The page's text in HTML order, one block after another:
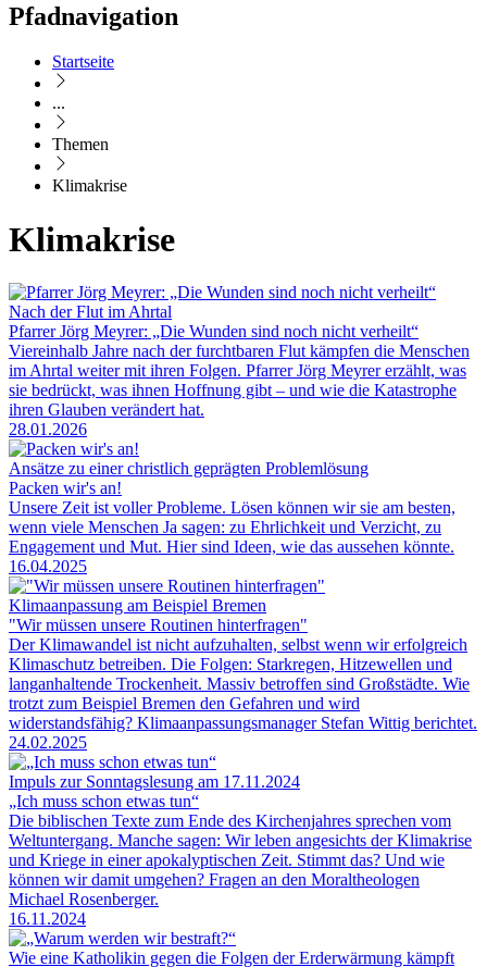
Pfadnavigation
Startseite
...
Themen
Klimakrise
Klimakrise
Nach der Flut im Ahrtal
Pfarrer Jörg Meyrer: „Die Wunden sind noch nicht verheilt“
Viereinhalb Jahre nach der furchtbaren Flut kämpfen die Menschen
im Ahrtal weiter mit ihren Folgen. Pfarrer Jörg Meyrer erzählt, was
sie bedrückt, was ihnen Hoffnung gibt – und wie die Katastrophe
ihren Glauben verändert hat.
28.01.2026
Ansätze zu einer christlich geprägten Problemlösung
Packen wir's an!
Unsere Zeit ist voller Probleme. Lösen können wir sie am besten,
wenn viele Menschen Ja sagen: zu Ehrlichkeit und Verzicht, zu
Engagement und Mut. Hier sind Ideen, wie das aussehen könnte.
16.04.2025
Klimaanpassung am Beispiel Bremen
"Wir müssen unsere Routinen hinterfragen"
Der Klimawandel ist nicht aufzuhalten, selbst wenn wir erfolgreich
Klimaschutz betreiben. Die Folgen: Starkregen, Hitzewellen und
langanhaltende Trockenheit. Massiv betroffen sind Großstädte. Wie
trotzt zum Beispiel Bremen den Gefahren und wird
widerstandsfähig? Klimaanpassungsmanager Stefan Wittig berichtet.
24.02.2025
Impuls zur Sonntagslesung am 17.11.2024
„Ich muss schon etwas tun“
Die biblischen Texte zum Ende des Kirchenjahres sprechen vom
Weltuntergang. Manche sagen: Wir leben angesichts der Klimakrise
und Kriege in einer apokalyptischen Zeit. Stimmt das? Und wie
können wir damit umgehen? Fragen an den Moraltheologen
Michael Rosenberger.
16.11.2024
Wie eine Katholikin gegen die Folgen der Erderwärmung kämpft